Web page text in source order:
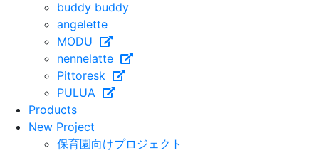
buddy buddy
angelette
MODU
nennelatte
Pittoresk
PULUA
Products
New Project
保育園向けプロジェクト